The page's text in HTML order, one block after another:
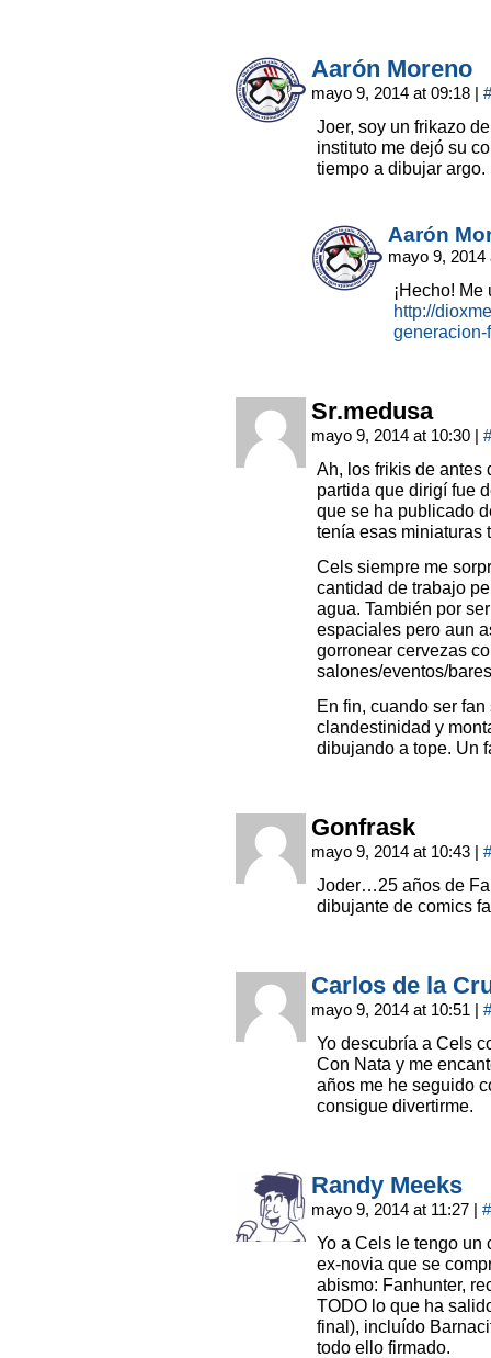
Aarón Moreno
mayo 9, 2014 at 09:18 | #
Joer, soy un frikazo
instituto me dejó su
tiempo a dibujar argo.
Aarón
mayo 9,
¡Hecho!
http://
generacion-
Sr.medusa
mayo 9, 2014 at 10:30 | #
Ah, los frikis de
partida que dirigí fue
que se ha publicado
tenía esas miniaturas
Cels siempre me
cantidad de trabajo
agua. También por
espaciales pero aun
gorronear cervezas
salones/eventos/
En fin, cuando ser
clandestinidad y
dibujando a tope. Un
Gonfrask
mayo 9, 2014 at 10:43 | #
Joder…25 años de
dibujante de comics
Carlos de la
mayo 9, 2014 at 10:51 | #
Yo descubría a Cels
Con Nata y me
años me he seguido
consigue divertirme.
Randy Meeks
mayo 9, 2014 at 11:27 | #
Yo a Cels le tengo un
ex-novia que se
abismo: Fanhunter,
TODO lo que ha
final), incluído
todo ello firmado.